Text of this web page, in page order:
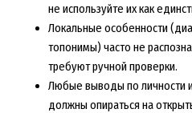
не используйте их как
Локальные особенности
топонимы) часто не
требуют ручной проверки.
Любые выводы по личности
должны опираться на